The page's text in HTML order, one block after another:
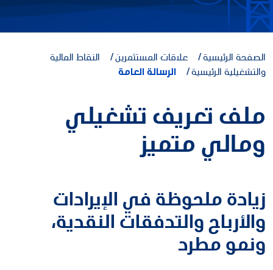
الصفحة الرئيسية علاقات المستثمرين
النقاط المالية
والتشغيلية الرئيسية
الرسالة العامة
ملف تعريف تشغيلي
ومالي متميز
زيادة ملحوظة في الإيرادات
والأرباح والتدفقات النقدية،
ونمو مطرد